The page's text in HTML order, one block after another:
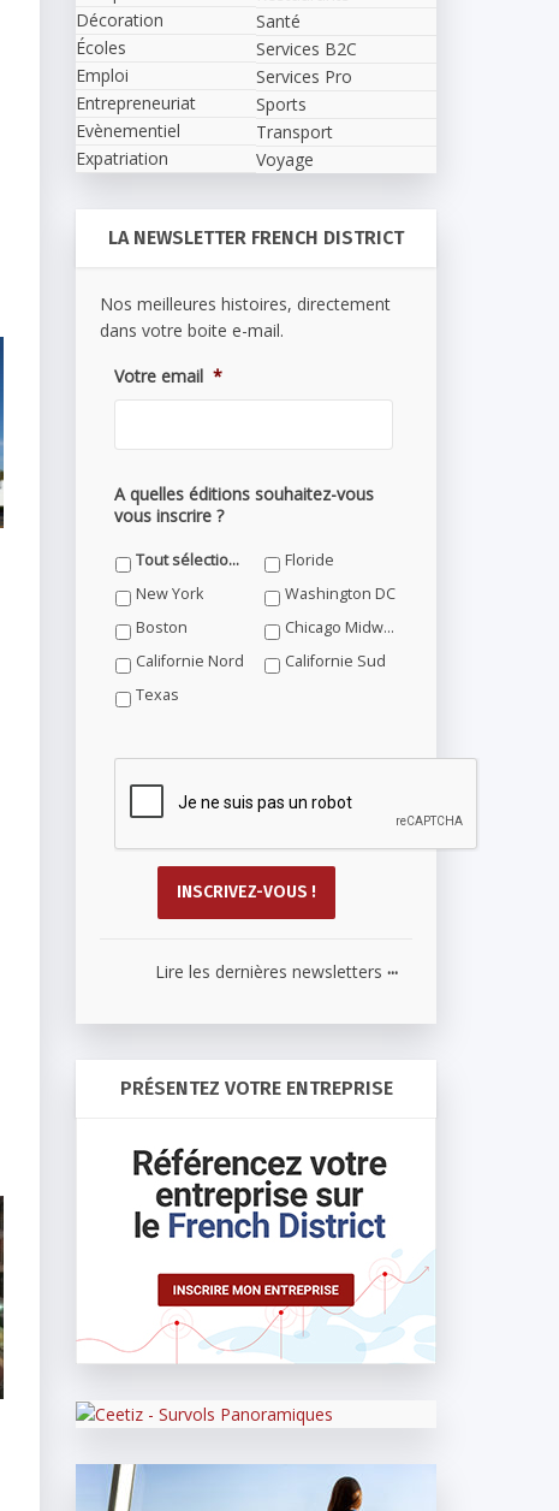
Décoration
Écoles
Emploi
Entrepreneuriat
Evènementiel
Expatriation
Santé
Services B2C
Services Pro
Sports
Transport
Voyage
LA NEWSLETTER FRENCH DISTRICT
Nos meilleures histoires, directement
dans votre boite e-mail.
Votre email *
A quelles éditions souhaitez-vous
vous inscrire ?
Tout sélectionner
Floride
New York
Washington DC
Boston
Chicago Midwest
Californie Nord
Californie Sud
Texas
Lire les dernières newsletters ...
PRÉSENTEZ VOTRE ENTREPRISE